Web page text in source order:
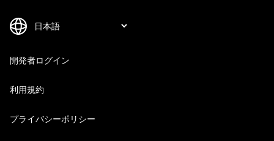
開発者ログイン
利用規約
プライバシーポリシー